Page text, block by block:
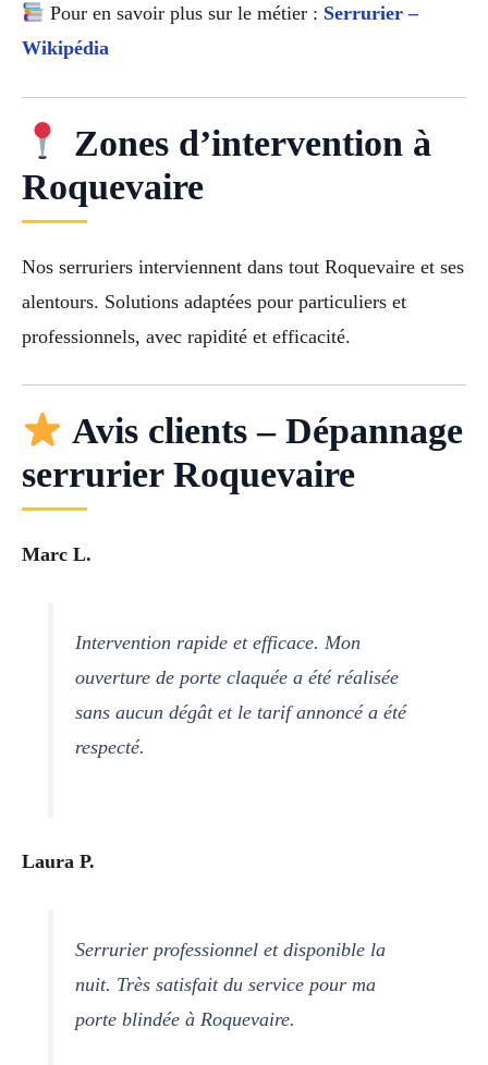
Pour en savoir plus sur le métier : Serrurier –
Wikipédia
Zones d’intervention à
Roquevaire
Nos serruriers interviennent dans tout Roquevaire et ses
alentours. Solutions adaptées pour particuliers et
professionnels, avec rapidité et efficacité.
Avis clients – Dépannage
serrurier Roquevaire
Marc L.
Intervention rapide et efficace. Mon
ouverture de porte claquée a été réalisée
sans aucun dégât et le tarif annoncé a été
respecté.
Laura P.
Serrurier professionnel et disponible la
nuit. Très satisfait du service pour ma
porte blindée à Roquevaire.